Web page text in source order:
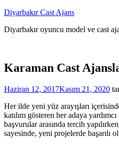
İçeriğe
Diyarbakır Cast Ajans
Diyarbakır oyuncu model ve cast
Karaman Cast
Haziran 12, 2017Kasım 21, 2020
Her ilde yeni yüz arayışları
katılım gösteren her adaya
başvurular arasında tercih
sayesinde, yeni projelerde başarılı